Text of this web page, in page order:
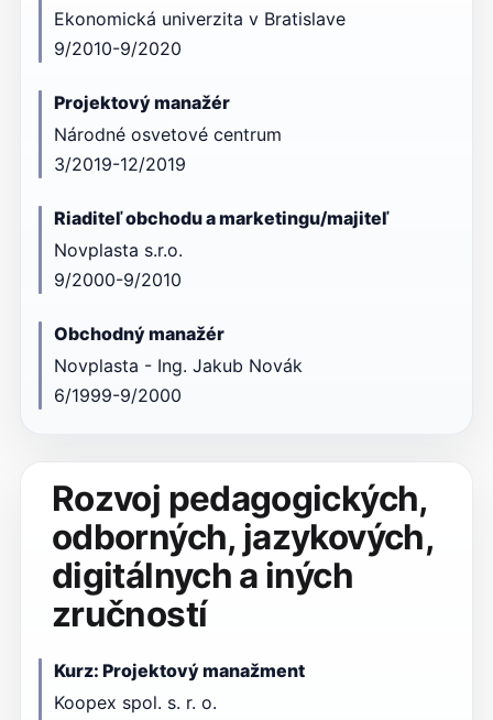
Ekonomická univerzita v Bratislave
9/2010-9/2020
Projektový manažér
Národné osvetové centrum
3/2019-12/2019
Riaditeľ obchodu a marketingu/majiteľ
Novplasta s.r.o.
9/2000-9/2010
Obchodný manažér
Novplasta - Ing. Jakub Novák
6/1999-9/2000
Rozvoj pedagogických,
odborných, jazykových,
digitálnych a iných
zručností
Kurz: Projektový manažment
Koopex spol. s. r. o.